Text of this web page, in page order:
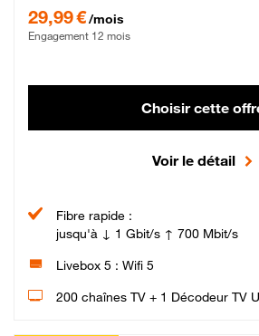
29,99 €/mois
Engagement 12 mois
Choisir cette
Voir le détail
Fibre rapide :
jusqu'à ↓ 1 Gbit/s ↑ 700 Mbit/s
Livebox 5 : Wifi 5
200 chaînes TV + 1 Décodeur TV